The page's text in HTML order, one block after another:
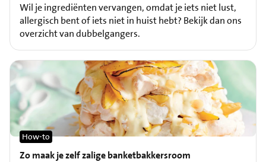
Wil je ingrediënten vervangen, omdat je iets niet lust,
allergisch bent of iets niet in huist hebt? Bekijk dan ons
overzicht van dubbelgangers.
Zo maak je zelf zalige banketbakkersroom
How-to